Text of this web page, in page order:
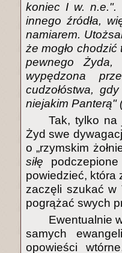
koniec I w. n.e.".
innego źródła,
namiarem.
że mogło
pewnego Żyda,
wypędzona
cudzołóstwa,
niejakim Panterą"
Tak, tylko na
Żyd swe
o „rzymskim
siłę
powiedzieć, która
zaczęli szukać w
pogrążać swych
Ewentualnie
samych
opowieści